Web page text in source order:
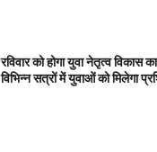
रविवार को होगा युवा नेतृत्व विकास
विभिन्न सत्रों में युवाओं को मिलेगा